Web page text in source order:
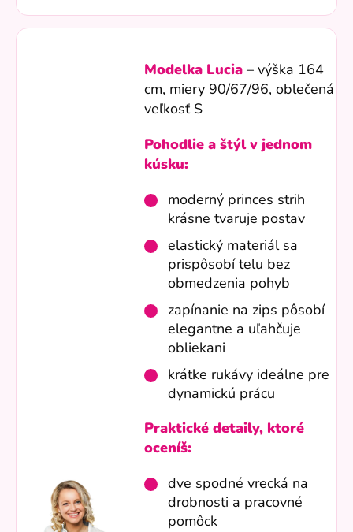
Modelka Lucia – výška 164
cm, miery 90/67/96, oblečená
veľkosť S
Pohodlie a štýl v jednom
kúsku:
moderný princes strih
krásne tvaruje postav
elastický materiál sa
prispôsobí telu bez
obmedzenia pohyb
zapínanie na zips pôsobí
elegantne a uľahčuje
obliekani
krátke rukávy ideálne pre
dynamickú prácu
Praktické detaily, ktoré
oceníš:
dve spodné vrecká na
drobnosti a pracovné
pomôck